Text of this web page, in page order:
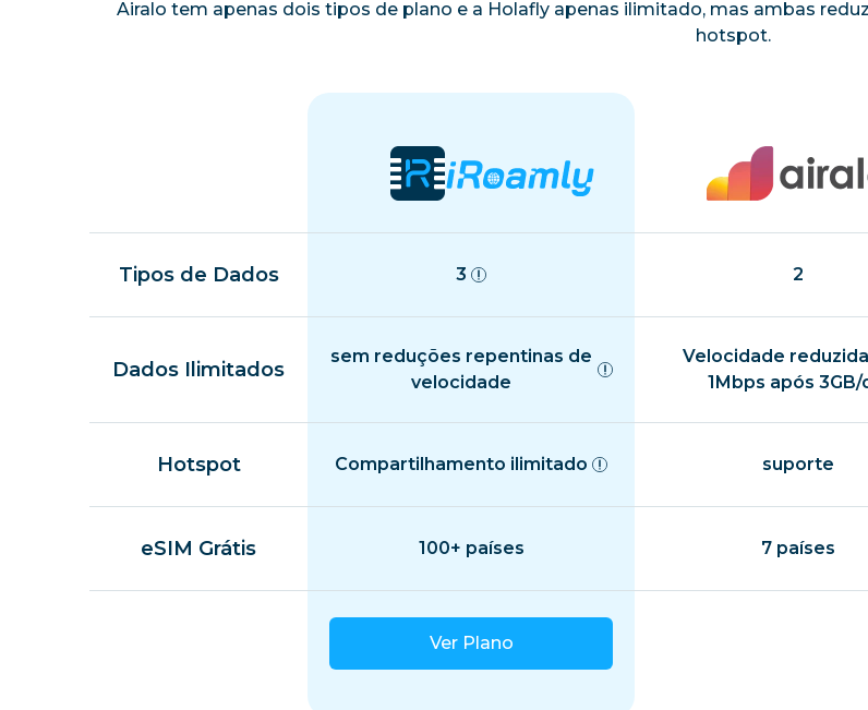
Airalo tem apenas dois tipos de plano e a Holafly apenas ilimitado, mas ambas
hotspot.
Tipos de Dados 3 2
Dados Ilimitados
sem reduções repentinas de
velocidade
Velocidade
1Mbps após 3GB/
Hotspot Compartilhamento ilimitado suporte
eSIM Grátis 100+ países 7 países
Ver Plano